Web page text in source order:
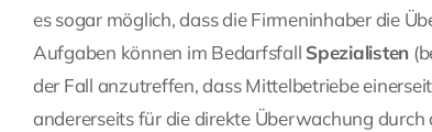
es sogar möglich, dass die Firmeninhaber die
Aufgaben können im Bedarfsfall Spezialisten
der Fall anzutreffen, dass Mittelbetriebe
andererseits für die direkte Überwachung